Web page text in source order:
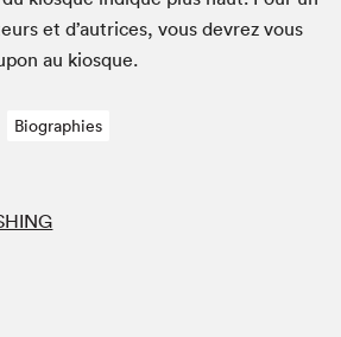
et d’autrices, vous devrez vous
au kiosque.
Biographies